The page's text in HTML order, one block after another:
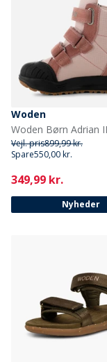
Woden
Vejl. pris899,99 kr.
Spare550,00 kr.
Current
349,99 kr.
Nyheder